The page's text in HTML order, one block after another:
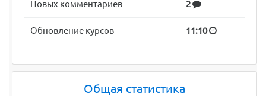
Новых комментариев 2
Обновление курсов 11:10
Общая статистика